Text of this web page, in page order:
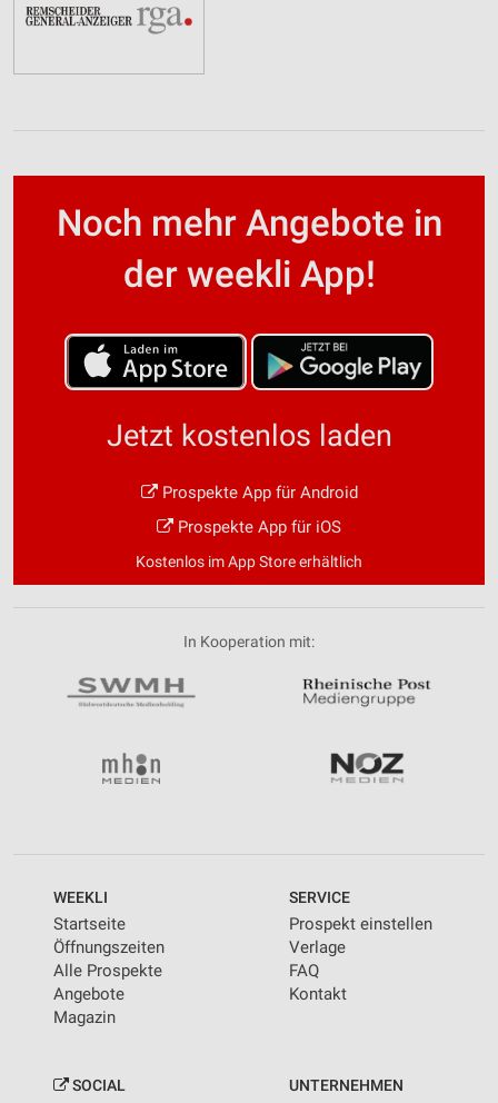
Noch mehr Angebote in
der weekli App!
Jetzt kostenlos laden
Prospekte App für Android
Prospekte App für iOS
Kostenlos im App Store erhältlich
In Kooperation mit:
WEEKLI
Startseite
Öffnungszeiten
Alle Prospekte
Angebote
Magazin
SERVICE
Prospekt einstellen
Verlage
FAQ
Kontakt
SOCIAL UNTERNEHMEN